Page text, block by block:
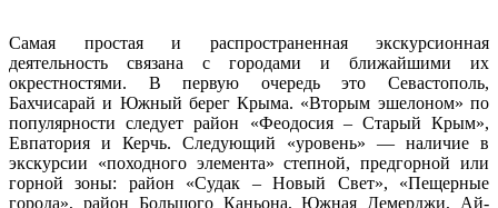
Самая простая и распространенная экскурсионная
деятельность связана с городами и ближайшими их
окрестностями. В первую очередь это Севастополь,
Бахчисарай и Южный берег Крыма. «Вторым эшелоном» по
популярности следует район «Феодосия – Старый Крым»,
Евпатория и Керчь. Следующий «уровень» — наличие в
экскурсии «походного элемента» степной, предгорной или
горной зоны: район «Судак – Новый Свет», «Пещерные
города», район Большого Каньона, Южная Демерджи, Ай-